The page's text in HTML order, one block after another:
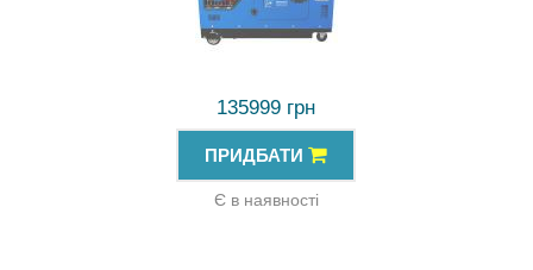
135999 грн
ПРИДБАТИ
Є в наявності